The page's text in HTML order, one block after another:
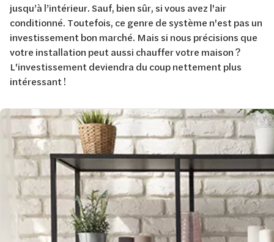
jusqu’à l’intérieur. Sauf, bien sûr, si vous avez l'air
conditionné. Toutefois, ce genre de système n'est pas un
investissement bon marché. Mais si nous précisions que
votre installation peut aussi chauffer votre maison ?
L'investissement deviendra du coup nettement plus
intéressant !
Image